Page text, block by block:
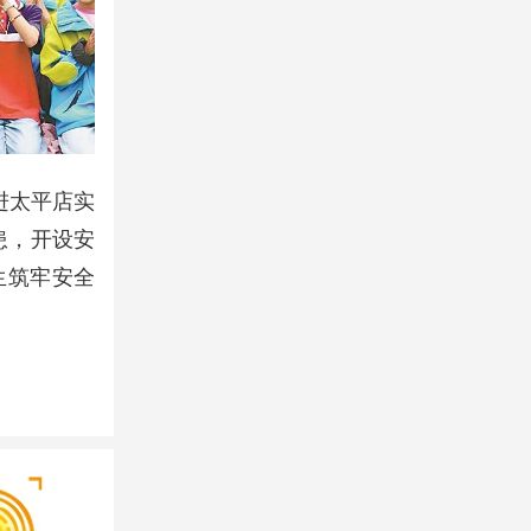
太平店实
，开设安
牢安全